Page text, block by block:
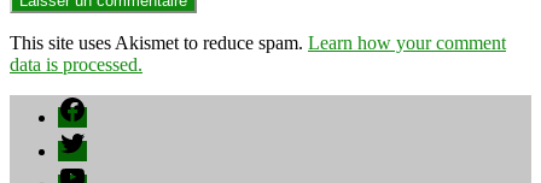
This site uses Akismet to reduce spam. Learn how your comment
data is processed.
Facebook
Twitter
YouTube